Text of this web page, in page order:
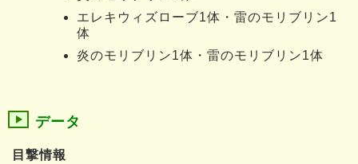
エレキウィズローブ1体・雷のモリブリン1
体
炎のモリブリン1体・雷のモリブリン1体
データ
目撃情報